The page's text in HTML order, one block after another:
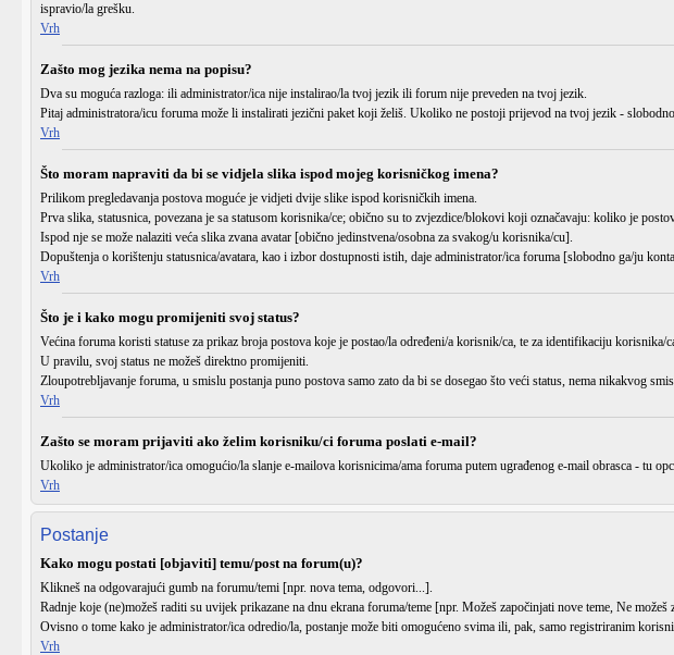
ispravio/la grešku.
Vrh
Zašto mog jezika nema na popisu?
Dva su moguća razloga: ili administrator/ica nije instalirao/la tvoj jezik ili forum nije preveden na tvoj jezik.
Pitaj administratora/icu foruma može li instalirati jezični paket koji želiš. Ukoliko ne postoji prijevod na tvoj jezik -
Vrh
Što moram napraviti da bi se vidjela slika ispod mojeg korisničkog imena?
Prilikom pregledavanja postova moguće je vidjeti dvije slike ispod korisničkih imena.
Prva slika, statusnica, povezana je sa statusom korisnika/ce; obično su to zvjezdice/blokovi koji označavaju: koliko je
Ispod nje se može nalaziti veća slika zvana avatar [obično jedinstvena/osobna za svakog/u korisnika/cu].
Dopuštenja o korištenju statusnica/avatara, kao i izbor dostupnosti istih, daje administrator/ica foruma [slobodno ga/ju
Vrh
Što je i kako mogu promijeniti svoj status?
Većina foruma koristi statuse za prikaz broja postova koje je postao/la određeni/a korisnik/ca, te za identifikaciju
U pravilu, svoj status ne možeš direktno promijeniti.
Zloupotrebljavanje foruma, u smislu postanja puno postova samo zato da bi se dosegao što veći status, nema nikakvog
Vrh
Zašto se moram prijaviti ako želim korisniku/ci foruma poslati e-mail?
Ukoliko je administrator/ica omogućio/la slanje e-mailova korisnicima/ama foruma putem ugrađenog e-mail obrasca - tu
Vrh
Postanje
Kako mogu postati [objaviti] temu/post na forum(u)?
Klikneš na odgovarajući gumb na forumu/temi [npr. nova tema, odgovori...].
Radnje koje (ne)možeš raditi su uvijek prikazane na dnu ekrana foruma/teme [npr. Možeš započinjati nove teme, Ne možeš
Ovisno o tome kako je administrator/ica odredio/la, postanje može biti omogućeno svima ili, pak, samo registriranim
Vrh